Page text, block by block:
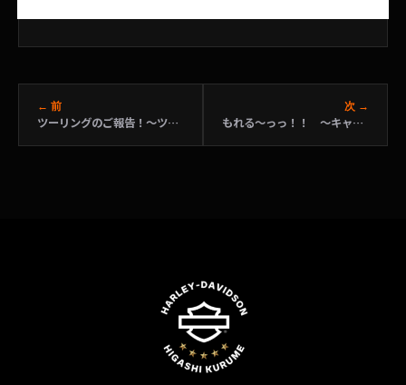
← 前
ツーリングのご報告！～ツインリンクもてぎ～
次 →
もれる～っっ！！ ～キャブのガソリン漏れ・フィッティング交換～